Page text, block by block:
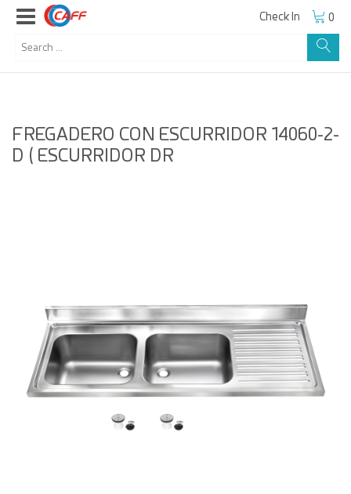
Check In 0
FREGADERO CON ESCURRIDOR 14060-2-
D ( ESCURRIDOR DR